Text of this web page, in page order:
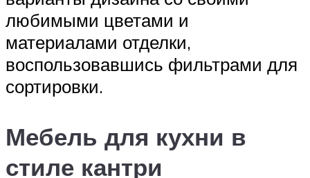
любимыми цветами и
материалами отделки,
воспользовавшись фильтрами для
сортировки.
Мебель для кухни в
стиле кантри